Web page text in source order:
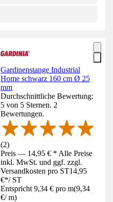
Gardinenstange Industrial
Home schwarz 160 cm Ø 25
mm
Durchschnittliche Bewertung:
5 von 5 Sternen. 2
Bewertungen.
(2)
Preis — 14,95 € * Alle Preise
inkl. MwSt. und ggf. zzgl.
Versandkosten pro ST14,95
€*/ ST
Entspricht 9,34 € pro m(9,34
€/ m)